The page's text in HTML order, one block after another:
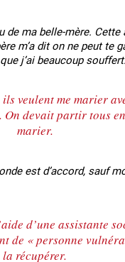
ma belle-mère.
m’a dit on ne peut te
j’ai beaucoup
veulent me marier
devait partir tous
marier.
est d’accord, sauf
d’une assistante
de « personne
la récupérer.